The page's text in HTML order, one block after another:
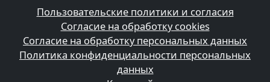
Пользовательские политики и согласия
Согласие на обработку cookies
Согласие на обработку персональных данных
Политика конфиденциальности персональных
данных